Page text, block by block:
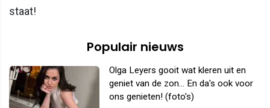
staat!
Populair nieuws
Olga Leyers gooit wat kleren uit en
geniet van de zon... En da's ook voor
ons genieten! (foto's)